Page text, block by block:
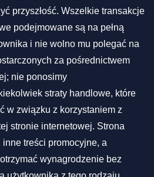
przyszłość. Wszelkie transakcje
podejmowane są na pełną
i nie wolno mu polegać na
za pośrednictwem
nie ponosimy
straty handlowe, które
w związku z korzystaniem z
stronie internetowej. Strona
treści promocyjne, a
wynagrodzenie bez